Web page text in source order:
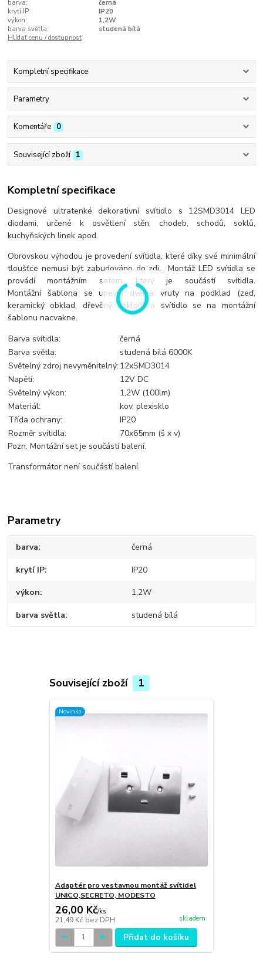
barva:
černá
krytí IP:
IP20
výkon:
1,2W
barva světla:
studená bílá
Hlídat cenu / dostupnost
Kompletní specifikace
Parametry
Komentáře 0
Související zboží 1
Kompletní specifikace
Designové ultratenké dekorativní svítidlo s 12SMD3014 LED
diodami, určené k osvětlení stěn, chodeb, schodů, soklů,
kuchyňských linek apod.
Obrovskou výhodou je provedení svítidla, které díky své minimální
tloušťce nemusí být zabudováno do zdi. Montáž LED svítidla se
provádí montážním setem, který je součástí svítidla.
Montážní šablona se upevní dvěma vruty na podklad (zeď,
keramický obklad, dřevěný obklad) a svítidlo se na montážní
šablonu nacvakne.
Barva svítidla:
černá
Barva světla:
studená bílá 6000K
Světelný zdroj nevyměnitelný: 12xSMD3014
Napětí:
12V DC
Světelný výkon:
1,2W (100lm)
Materiál:
kov, plexisklo
Třída ochrany:
IP20
Rozměr svítidla:
70x65mm (š x v)
Pozn. Montážní set je součástí balení.
Transformátor není součástí balení.
Parametry
barva černá
krytí IP IP20
výkon 1,2W
barva světla studená bílá
Související zboží 1
Novinka
Adaptér pro vestavnou montáž svítidel
UNICO,SECRETO, MODESTO
26,00 Kč/ks
21,49 Kč bez DPH skladem
Přidat do košíku